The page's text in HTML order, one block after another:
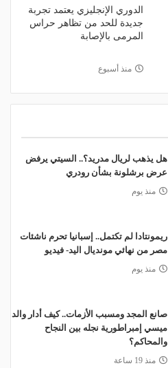
الدوري الإنجليزي يعتمد تجربة
جديدة للحد من تظاهر حراس
المرمى بالإصابة
منذ أسبوع
هل يذهب لريال مدريد؟.. السيتي يرفض
عرض برشلونة بشأن رودري
منذ يوم
ريمونتادا لم تكتمل.. إسبانيا تحرم ناشئات
مصر من نهائي مونديال اليد- فيديو
منذ يوم
صانع المجد ومسبب الأزمات.. كيف أدار والد
ميسي إمبراطورية نجله بين النجاح
والمحاكم؟
منذ 19 ساعة